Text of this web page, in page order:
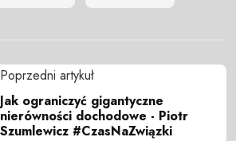
Poprzedni artykuł
Jak ograniczyć gigantyczne
nierówności dochodowe - Piotr
Szumlewicz #CzasNaZwiązki